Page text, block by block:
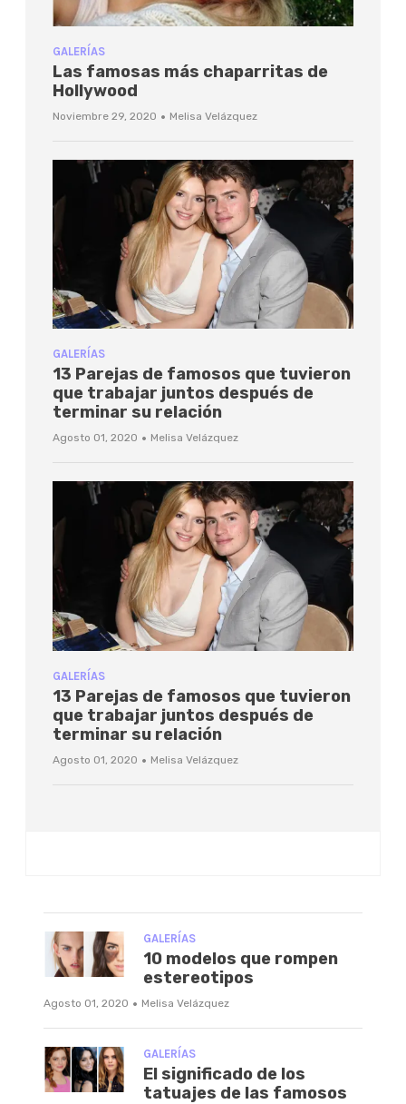
GALERÍAS
Las famosas más chaparritas de
Hollywood
Noviembre 29, 2020 · Melisa Velázquez
GALERÍAS
13 Parejas de famosos que tuvieron
que trabajar juntos después de
terminar su relación
Agosto 01, 2020 · Melisa Velázquez
GALERÍAS
13 Parejas de famosos que tuvieron
que trabajar juntos después de
terminar su relación
Agosto 01, 2020 · Melisa Velázquez
GALERÍAS
10 modelos que rompen
estereotipos
Agosto 01, 2020 · Melisa Velázquez
GALERÍAS
El significado de los
tatuajes de las famosos